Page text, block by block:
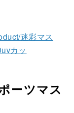
迷彩マス
カッ
ーツマス